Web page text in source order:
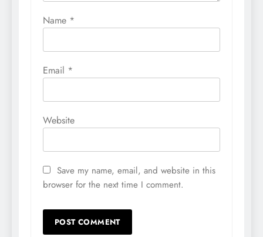
Name *
Email *
Website
Save my name, email, and website in this
browser for the next time I comment.